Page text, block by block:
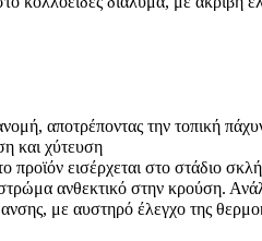
αποτρέποντας την τοπική
και χύτευση
εισέρχεται στο στάδιο
ανθεκτικό στην κρούση.
με αυστηρό έλεγχο της